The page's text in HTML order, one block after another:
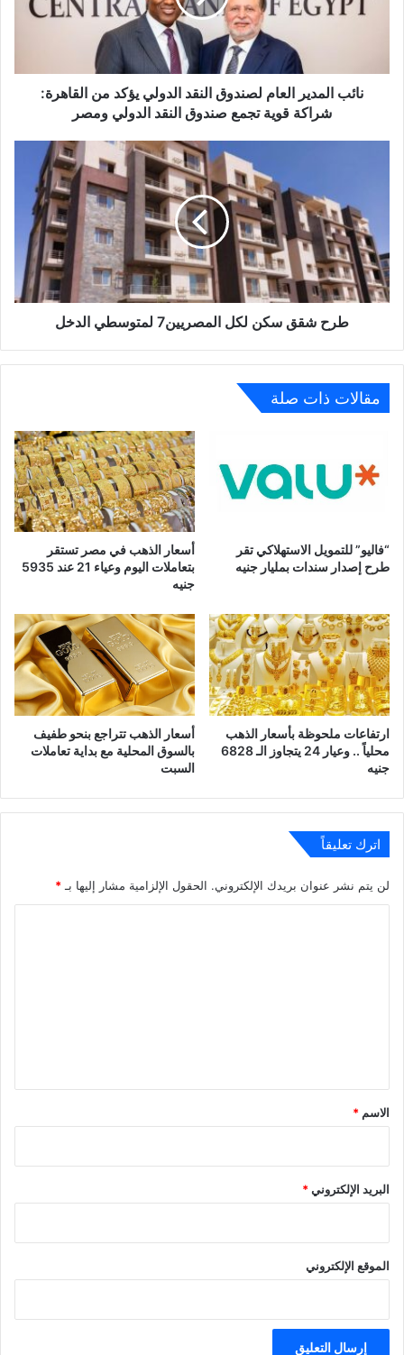
الدولي
القاهرة:
شراكةنائب المدير العام لصندوق النقد الدولي يؤكد من القاهرة:
شراكة قوية تجمع صندوق النقد الدولي ومصر
المصريين7
لمتوسطي
الدخل
طرح شقق سكن لكل المصريين7 لمتوسطي الدخل
مقالات ذات صلة
“فاليو” للتمويل الاستهلاكي تقر
طرح إصدار سندات بمليار جنيه
أسعار الذهب في مصر تستقر
بتعاملات اليوم وعياء 21 عند 5935
جنيه
ارتفاعات ملحوظة بأسعار الذهب
محلياً .. وعيار 24 يتجاوز الـ 6828
جنيه
أسعار الذهب تتراجع بنحو طفيف
بالسوق المحلية مع بداية تعاملات
السبت
اترك تعليقاً
لن يتم نشر عنوان بريدك الإلكتروني. الحقول الإلزامية مشار إليها بـ*
*
الاسم *
البريد الإلكتروني*
الموقع الإلكتروني